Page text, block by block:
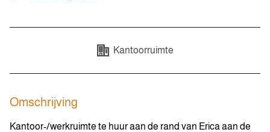
Kantoorruimte
Omschrijving
Kantoor-/werkruimte te huur aan de rand van Erica aan de